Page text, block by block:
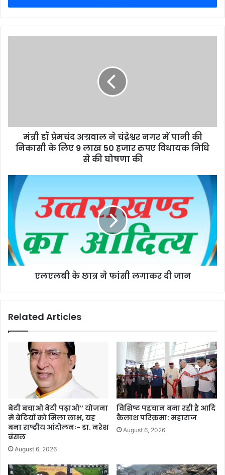
मंत्री डॉ प्रेमचंद अग्रवाल ने चंद्रेश्वर नगर में पानी की
निकासी के लिए 9 लाख 50 हजार रुपए विधायक निधि
से की घोषणा की
एलएलबी के छात्र ने फांसी लगाकर दी जान
Related Articles
बेटी बचाओ बेटी पढ़ाओ’’ योजना
मे बेटियों को मिला लाभ, यह
बना राष्ट्रीय आंदोलनः- डा. नरेश
बंसल
August 6, 2026
विशिष्ट पहचान बना रही है आदि
कैलाश परिक्रमा: महाराज
August 6, 2026